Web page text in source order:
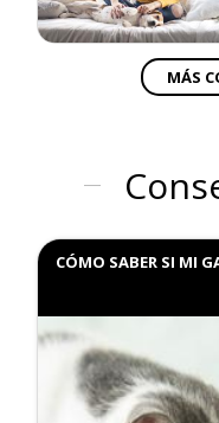
MÁS
CÓMO SABER SI MI